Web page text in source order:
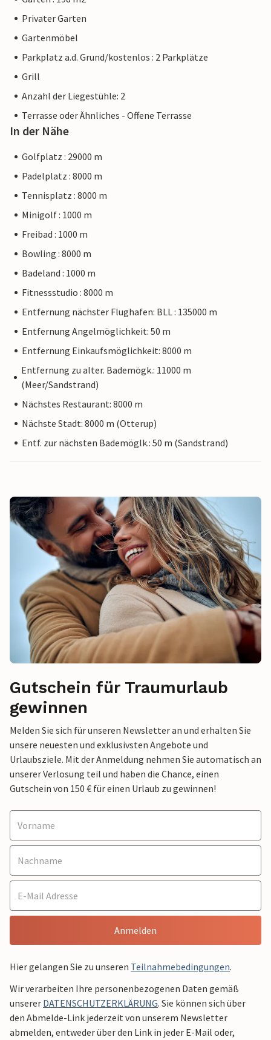
Privater Garten
Gartenmöbel
Parkplatz a.d. Grund/kostenlos : 2 Parkplätze
Grill
Anzahl der Liegestühle: 2
Terrasse oder Ähnliches - Offene Terrasse
In der Nähe
Golfplatz : 29000 m
Padelplatz : 8000 m
Tennisplatz : 8000 m
Minigolf : 1000 m
Freibad : 1000 m
Bowling : 8000 m
Badeland : 1000 m
Fitnessstudio : 8000 m
Entfernung nächster Flughafen: BLL : 135000 m
Entfernung Angelmöglichkeit: 50 m
Entfernung Einkaufsmöglichkeit: 8000 m
Entfernung zu alter. Bademögk.: 11000 m
(Meer/Sandstrand)
Nächstes Restaurant: 8000 m
Nächste Stadt: 8000 m (Otterup)
Entf. zur nächsten Bademöglk.: 50 m (Sandstrand)
Gutschein für Traumurlaub
gewinnen
Melden Sie sich für unseren Newsletter an und erhalten Sie
unsere neuesten und exklusivsten Angebote und
Urlaubsziele. Mit der Anmeldung nehmen Sie automatisch an
unserer Verlosung teil und haben die Chance, einen
Gutschein von 150 € für einen Urlaub zu gewinnen!
Anmelden
Hier gelangen Sie zu unseren Teilnahmebedingungen.
Wir verarbeiten Ihre personenbezogenen Daten gemäß
unserer DATENSCHUTZERKLÄRUNG. Sie können sich über
den Abmelde-Link jederzeit von unserem Newsletter
abmelden, entweder über den Link in jeder E-Mail oder,